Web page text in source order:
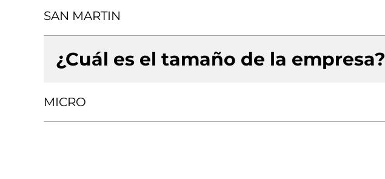
SAN MARTIN
¿Cuál es el tamaño de la empresa?
MICRO